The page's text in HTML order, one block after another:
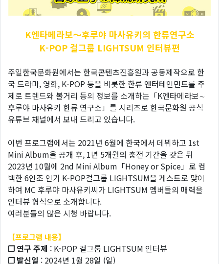
K엔타메라보～후루야 마사유키의 한류연구소
K-POP 걸그룹 LIGHTSUM 인터뷰편
주일한국문화원에서는 한국콘텐츠진흥원과 공동제작으로 한
국 드라마, 영화, K-POP 등을 비롯한 한류 엔터테인먼트를 주
제로 트렌드와 볼거리 등의 정보를 소개하는「K엔타메라보∼
후루야 마사유키 한류 연구소」를 시리즈로 한국문화원 공식
유튜브 채널에서 보내 드리고 있습니다.
이번 프로그램에서는 2021년 6월에 한국에서 데뷔하고 1st
Mini Album을 공개 후, 1년 5개월의 충전 기간을 갖은 뒤
2023년 10월에 2nd Mini Album「Honey or Spice」로 컴
백한 6인조 인기 K-POP걸그룹 LIGHTSUM을 게스트로 맞이
하여 MC 후루야 마사유키씨가 LIGHTSUM 멤버들의 매력을
인터뷰 형식으로 소개합니다.
여러분들의 많은 시청 바랍니다.
【프로그램 내용】
❐ 연구 주제 : K-POP 걸그룹 LIGHTSUM 인터뷰
❐ 발신일 : 2024년 1월 28일 (일)